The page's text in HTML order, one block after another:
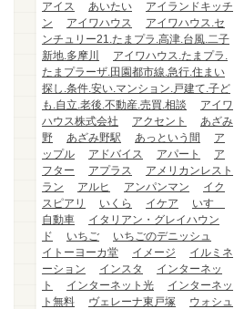
アイス
あいたい
アイランドキッチ
ン
アイワハウス
アイワハウス.セ
ンチュリー21.たまプラ.高津.台風.二子
新地.多摩川
アイワハウス.たまプラ.
たまプラーザ.田園都市線.急行.住まい
探し.条件.安い.マンション.戸建て.子ど
も.自立.老後.不動産.売買.相談
アイワ
ハウス株式会社
アクセント
あざみ
野
あざみ野駅 あっという間
ア
ップル
アドバイス アパート
ア
フター
アプラス
アメリカンレスト
ラン
アルヒ アンパンマン
イク
スピアリ
いくら イケア
いすゞ
自動車
イタリアン・グレイハウン
ド
いちご
いちごのデニッシュ
イトーヨーカ堂
イメージ
イルミネ
ーション
インスタ
インターネッ
ト
インターネット光
インターネッ
ト無料
ヴェレーナ東戸塚
ウォシュ